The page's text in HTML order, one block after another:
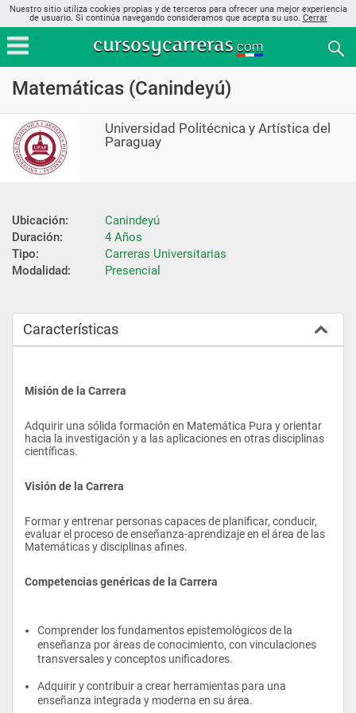
Nuestro sitio utiliza cookies propias y de terceros para ofrecer una mejor experiencia
de usuario. Si continúa navegando consideramos que acepta su uso. Cerrar
Matemáticas (Canindeyú)
Universidad Politécnica y Artística del
Paraguay
Ubicación:
Canindeyú
Duración:
4 Años
Tipo:
Carreras Universitarias
Modalidad:
Presencial
Características
Misión de la Carrera
Adquirir una sólida formación en Matemática Pura y orientar
hacia la investigación y a las aplicaciones en otras disciplinas
científicas.
Visión de la Carrera
Formar y entrenar personas capaces de planificar, conducir,
evaluar el proceso de enseñanza-aprendizaje en el área de las
Matemáticas y disciplinas afines.
Competencias genéricas de la Carrera
Comprender los fundamentos epistemológicos de la
enseñanza por áreas de conocimiento, con vinculaciones
transversales y conceptos unificadores.
Adquirir y contribuir a crear herramientas para una
enseñanza integrada y moderna en su área.